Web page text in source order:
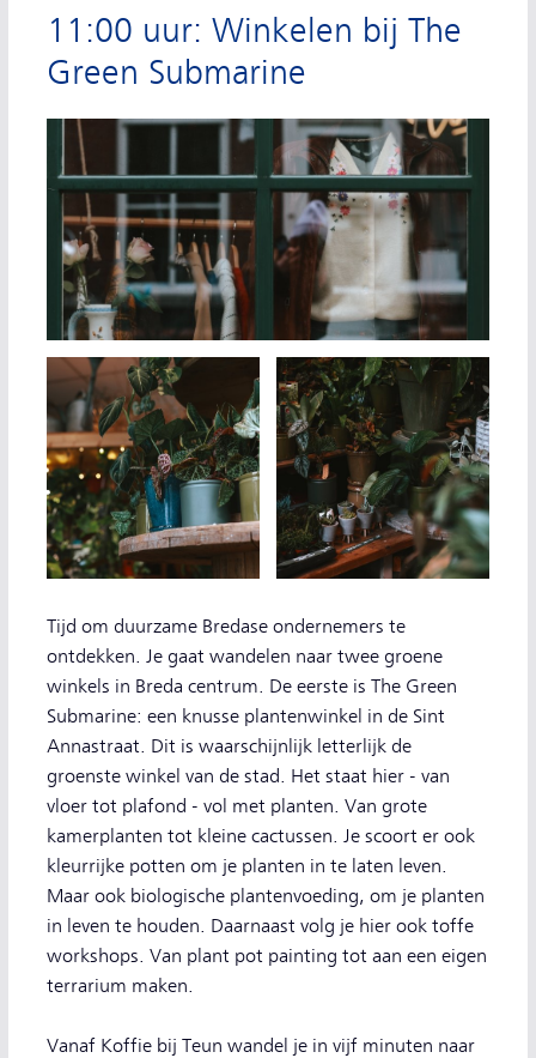
11:00 uur: Winkelen bij The
Green Submarine
Tijd om duurzame Bredase ondernemers te
ontdekken. Je gaat wandelen naar twee groene
winkels in Breda centrum. De eerste is The Green
Submarine: een knusse plantenwinkel in de Sint
Annastraat. Dit is waarschijnlijk letterlijk de
groenste winkel van de stad. Het staat hier - van
vloer tot plafond - vol met planten. Van grote
kamerplanten tot kleine cactussen. Je scoort er ook
kleurrijke potten om je planten in te laten leven.
Maar ook biologische plantenvoeding, om je planten
in leven te houden. Daarnaast volg je hier ook toffe
workshops. Van plant pot painting tot aan een eigen
terrarium maken.
Vanaf Koffie bij Teun wandel je in vijf minuten naar